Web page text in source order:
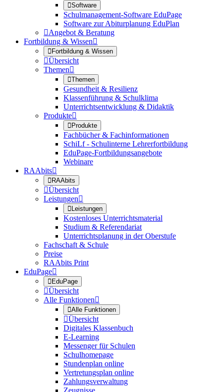
Software
Schulmanagement-Software EduPage
Software zur Abiturplanung EduPlan
Angebot & Beratung
Fortbildung & Wissen
Fortbildung & Wissen
Übersicht
Themen
Themen
Gesundheit & Resilienz
Klassenführung & Schulklima
Unterrichtsentwicklung & Didaktik
Produkte
Produkte
Fachbücher & Fachinformationen
SchiLf - Schulinterne Lehrerfortbildung
EduPage-Fortbildungsangebote
Webinare
RAAbits
RAAbits
Übersicht
Leistungen
Leistungen
Kostenloses Unterrichtsmaterial
Studium & Referendariat
Unterrichtsplanung in der Oberstufe
Fachschaft & Schule
Preise
RAAbits Print
EduPage
EduPage
Übersicht
Alle Funktionen
Alle Funktionen
Übersicht
Digitales Klassenbuch
E-Learning
Messenger für Schulen
Schulhomepage
Stundenplan online
Vertretungsplan online
Zahlungsverwaltung
Zeugnisse